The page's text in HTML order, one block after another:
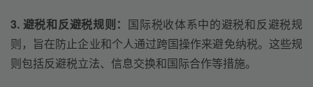
3. 避税和反避税规则： 国际税收体系中的避税和反避税规
则，旨在防止企业和个人通过跨国操作来避免纳税。这些规
则包括反避税立法、信息交换和国际合作等措施。